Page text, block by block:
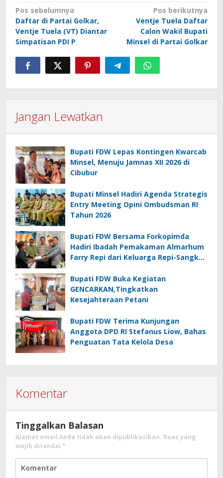
Navigasi
pos
Pos sebelumnya
Daftar di Partai Golkar,
Ventje Tuela (VT) Diantar
Simpatisan PDI P
Pos berikutnya
Ventje Tuela Daftar
Calon Wakil Bupati
Minsel di Partai Golkar
Jangan Lewatkan
Bupati FDW Lepas Kontingen Kwarcab
Minsel, Menuju Jamnas XII 2026 di
Cibubur
Bupati Minsel Hadiri Agenda Strategis
Entry Meeting Opini Ombudsman RI
Tahun 2026
Bupati FDW Bersama Forkopimda
Hadiri Ibadah Pemakaman Almarhum
Farry Repi dari Keluarga Repi-Sangkoy
Bupati FDW Buka Kegiatan
GENCARKAN,Tingkatkan
Kesejahteraan Petani
Bupati FDW Terima Kunjungan
Anggota DPD RI Stefanus Liow, Bahas
Penguatan Tata Kelola Desa
Komentar
Tinggalkan Balasan
Alamat email Anda tidak akan dipublikasikan. Ruas yang
wajib ditandai *